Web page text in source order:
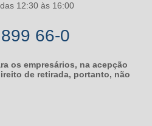
12:30 às 16:00
66-0
os empresários, na acepção
de retirada, portanto, não